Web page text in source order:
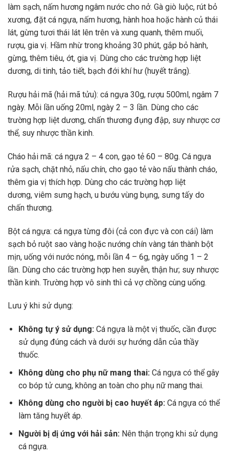
làm sạch, nấm hương ngâm nước cho nở. Gà giò luộc, rút bỏ
xương, đặt cá ngựa, nấm hương, hành hoa hoặc hành củ thái
lát, gừng tươi thái lát lên trên và xung quanh, thêm muối,
rượu, gia vị. Hầm nhừ trong khoảng 30 phút, gắp bỏ hành,
gừng, thêm tiêu, ớt, gia vị. Dùng cho các trường hợp liệt
dương, di tinh, tảo tiết, bạch đới khí hư (huyết trắng).
Rượu hải mã (hải mã tửu): cá ngựa 30g, rượu 500ml, ngâm 7
ngày. Mỗi lần uống 20ml, ngày 2 – 3 lần. Dùng cho các
trường hợp liệt dương, chấn thương đụng đập, suy nhược cơ
thể, suy nhược thần kinh.
Cháo hải mã: cá ngựa 2 – 4 con, gạo tẻ 60 – 80g. Cá ngựa
rửa sạch, chặt nhỏ, nấu chín, cho gạo tẻ vào nấu thành cháo,
thêm gia vị thích hợp. Dùng cho các trường hợp liệt
dương, viêm sưng hạch, u bướu vùng bụng, sưng tấy do
chấn thương.
Bột cá ngựa: cá ngựa từng đôi (cả con đực và con cái) làm
sạch bỏ ruột sao vàng hoặc nướng chín vàng tán thành bột
mịn, uống với nước nóng, mỗi lần 4 – 6g, ngày uống 1 – 2
lần. Dùng cho các trường hợp hen suyễn, thận hư; suy nhược
thần kinh. Trường hợp vô sinh thì cả vợ chồng cùng uống.
Lưu ý khi sử dụng:
Không tự ý sử dụng:Cá ngựa là một vị thuốc, cần được
sử dụng đúng cách và dưới sự hướng dẫn của thầy
thuốc.
Không dùng cho phụ nữ mang thai: Cá ngựa có thể gây
co bóp tử cung, không an toàn cho phụ nữ mang thai.
Không dùng cho người bị cao huyết áp:Cá ngựa có thể
làm tăng huyết áp.
Người bị dị ứng với hải sản:Nên thận trọng khi sử dụng
cá ngựa.